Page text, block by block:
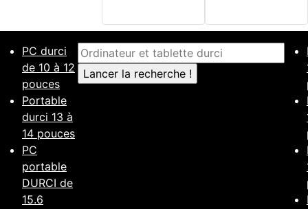
PC durci
de 10 à 12
pouces
Portable
durci 13 à
14 pouces
PC
portable
DURCI de
15.6